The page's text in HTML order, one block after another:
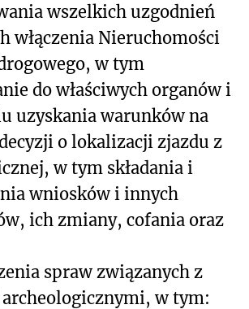
wszelkich uzgodnień
włączenia Nieruchomości
w tym
do właściwych organów i
uzyskania warunków na
o lokalizacji zjazdu z
w tym składania i
wniosków i innych
ich zmiany, cofania oraz
spraw związanych z
w tym: